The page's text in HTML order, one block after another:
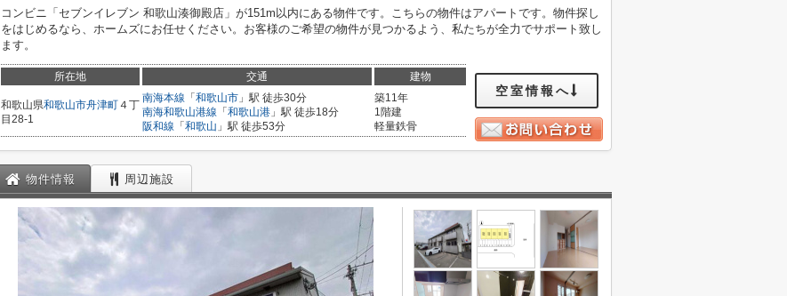
コンビニ「セブンイレブン 和歌山湊御殿店」が151m以内にある物件です。こちらの物件はアパートです。物件探し
をはじめるなら、ホームズにお任せください。お客様のご希望の物件が見つかるよう、私たちが全力でサポート致し
ます。
所在地 交通 建物
和歌山県和歌山市舟津町４丁
目28-1
南海本線 「 和歌山市 」駅 徒歩30分
南海和歌山港線 「 和歌山港 」駅 徒歩18分
阪和線 「 和歌山 」駅 徒歩53分
築11年
1階建
軽量鉄骨
空室情報へ
物件情報 周辺施設